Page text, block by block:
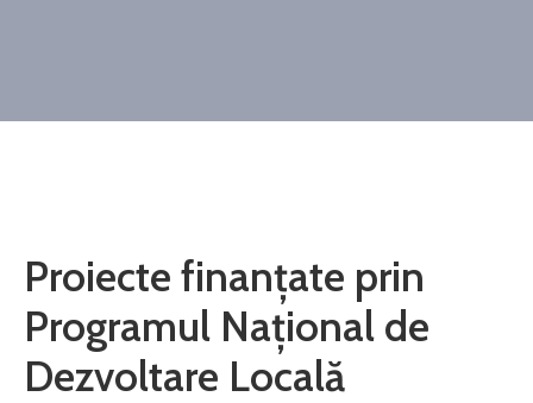
Proiecte finanțate prin
Programul Național de
Dezvoltare Locală